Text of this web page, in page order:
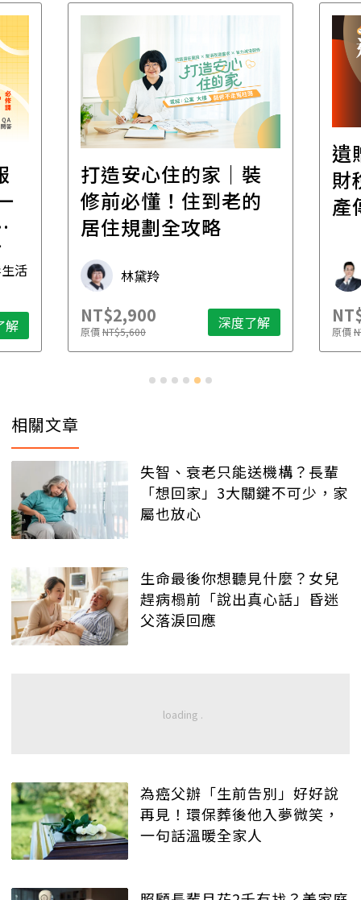
活
解
打造安心住的家｜裝
修前必懂！住到老的
居住規劃全攻略
林黛羚
NT$2,900
原價NT$5,600 深度了解
遺
財
產
原價
相關文章
失智、衰老只能送機構？長輩
「想回家」3大關鍵不可少，家
屬也放心
生命最後你想聽見什麼？女兒
趕病榻前「說出真心話」昏迷
父落淚回應
為癌父辦「生前告別」好好說
再見！環保葬後他入夢微笑，
一句話溫暖全家人